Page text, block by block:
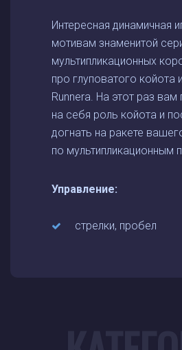
Интересная динамичная
мотивам знаменитой
мультипликационных
про глуповатого койота
Runnera. На этот раз вам
на себя роль койота и
догнать на ракете
по мультипликационным
Управление:
стрелки, пробел